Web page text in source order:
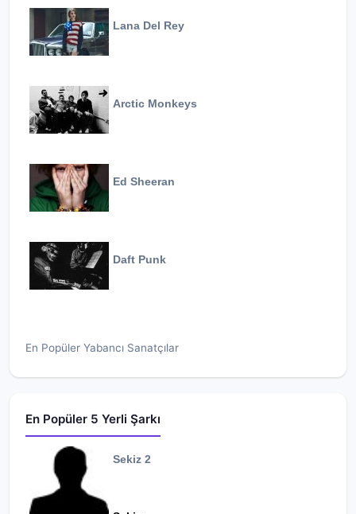
Lana Del Rey
Arctic Monkeys
Ed Sheeran
Daft Punk
En Popüler Yabancı Sanatçılar
En Popüler 5 Yerli Şarkı
Sekiz 2